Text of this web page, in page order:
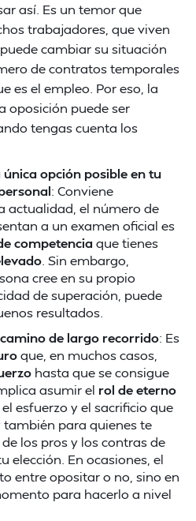
así. Es un temor que
trabajadores, que viven
cambiar su situación
de contratos temporales
es el empleo. Por eso, la
oposición puede ser
tengas cuenta los
única opción posible en tu
: Conviene
actualidad, el número de
a un examen oficial es
competencia que tienes
. Sin embargo,
cree en su propio
de superación, puede
resultados.
de largo recorrido: Es
que, en muchos casos,
hasta que se consigue
asumir el rol de eterno
esfuerzo y el sacrificio que
para quienes te
los pros y los contras de
elección. En ocasiones, el
entre opositar o no, sino en
para hacerlo a nivel